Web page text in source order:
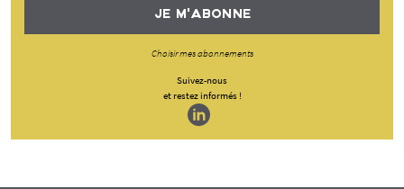
JE M'ABONNE
Choisir mes abonnements
Suivez-nous
et restez informés !